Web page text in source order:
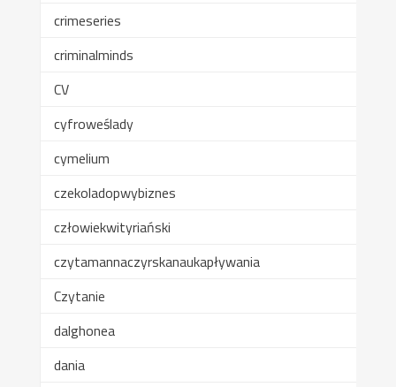
crimeseries
criminalminds
CV
cyfroweślady
cymelium
czekoladopwybiznes
człowiekwityriański
czytamannaczyrskanaukapływania
Czytanie
dalghonea
dania